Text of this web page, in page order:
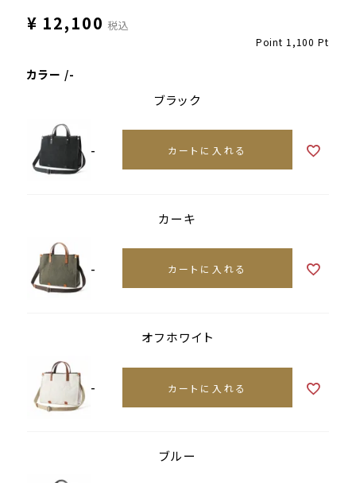
¥ 12,100 税込
Point 1,100 Pt
カラー -
ブラック
- カートに入れる
カーキ
- カートに入れる
オフホワイト
- カートに入れる
ブルー